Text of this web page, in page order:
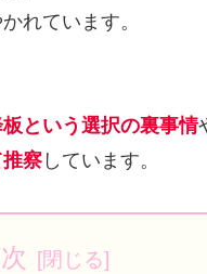
れています。
板という選択の裏事情
察 しています。